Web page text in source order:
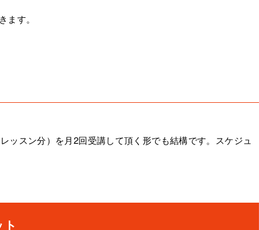
ます。
ッスン分）を月2回受講して頂く形でも結構です。スケジュ